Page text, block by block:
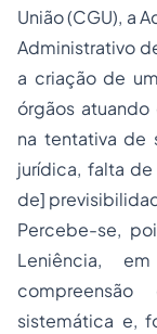
União (CGU), a
Administrativo
a criação de
órgãos
na tentativa de
jurídica, falta
de]
Percebe-se,
Leniência,
sistemática e,